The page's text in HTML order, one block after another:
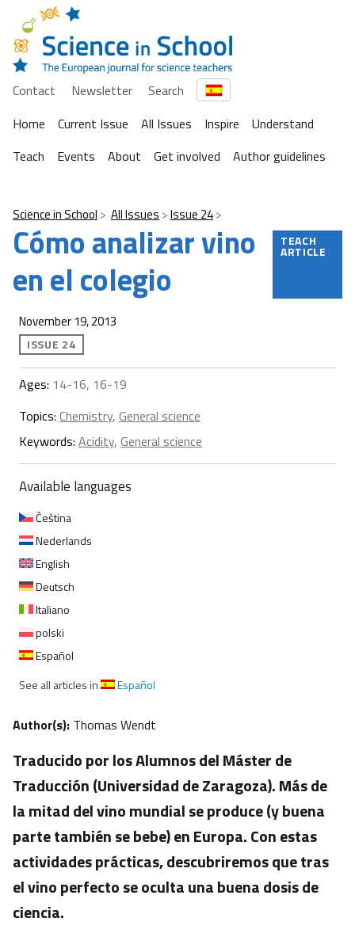
Contact Newsletter
Search
Home
Current Issue All Issues Inspire
Understand
Teach
Events About Get involved Author guidelines
Science in School All Issues Issue 24
Cómo analizar vino
en el colegio
TEACH
ARTICLE
November 19, 2013
ISSUE 24
Ages: 14-16, 16-19
Topics: Chemistry, General science
Keywords: Acidity, General science
Available languages
Čeština
Nederlands
English
Deutsch
Italiano
polski
Español
See all articles in
Español
Author(s): Thomas Wendt
Traducido por los Alumnos del Máster de
Traducción (Universidad de Zaragoza). Más de
la mitad del vino mundial se produce (y buena
parte también se bebe) en Europa. Con estas
actividades prácticas, descubriremos que tras
el vino perfecto se oculta una buena dosis de
ciencia.